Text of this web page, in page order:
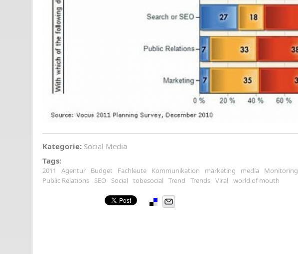
Kategorie: Social Media
Tags:
2011 Agentur Budget Fachleute Kommunikation marketing media Monitoring
Public Relations
SEO Social tobesocial Trend Trends Viral world of mouth
Pinterest